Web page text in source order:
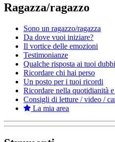
Ragazza/ragazzo
Sono un ragazzo/ragazza
Da dove vuoi iniziare?
Il vortice delle emozioni
Testimonianze
Qualche risposta ai tuoi
Ricordare chi hai perso
Un posto per i tuoi ricordi
Ricordare nella quotidianità
Consigli di letture / video /
La mia area